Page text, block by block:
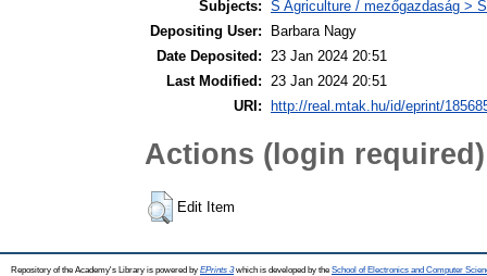
Subjects: S Agriculture / mezőgazdaság >
Depositing User:
Barbara Nagy
Date Deposited: 23 Jan 2024 20:51
Last Modified: 23 Jan 2024 20:51
URI:
http://real.mtak.hu/id/eprint/
Actions (login required)
Edit Item
Repository of the Academy's Library is powered by EPrints 3which is developed by the School of Electronics and Computer